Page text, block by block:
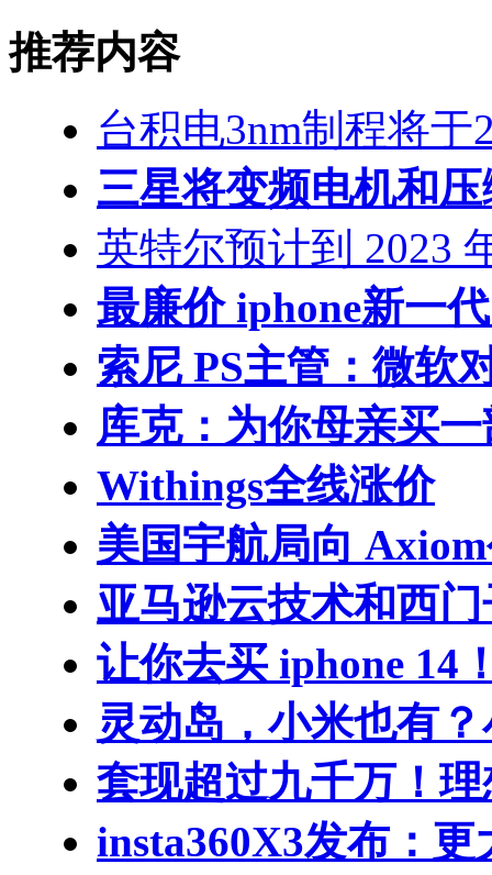
推荐内容
台积电3nm制程将于
三星将变频电机和
英特尔预计到 2023
最廉价 iphone新一
索尼 PS主管：微软
库克：为你母亲买
Withings全线涨价
美国宇航局向
亚马逊云技术和西
让你去买 iphone 14
灵动岛，小米也有
套现超过九千万！
insta360X3发布：